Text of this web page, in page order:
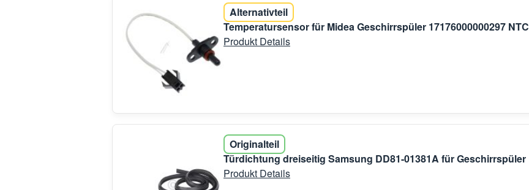
Alternativteil
Temperatursensor für Midea Geschirrspüler 17176000000297 NTC
Produkt Details
Originalteil
Türdichtung dreiseitig Samsung DD81-01381A für Geschirrspüler
Produkt Details